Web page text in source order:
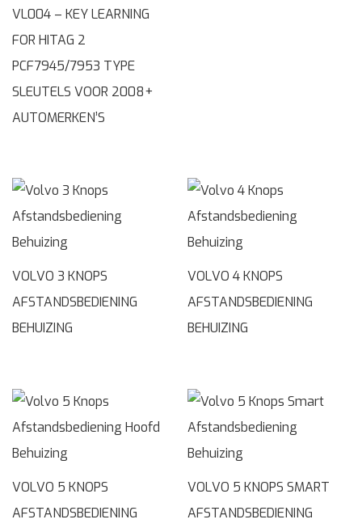
VL004 – KEY LEARNING
FOR HITAG 2
PCF7945/7953 TYPE
SLEUTELS VOOR 2008+
AUTOMERKEN’S
VOLVO 3 KNOPS
AFSTANDSBEDIENING
BEHUIZING
VOLVO 4 KNOPS
AFSTANDSBEDIENING
BEHUIZING
VOLVO 5 KNOPS
AFSTANDSBEDIENING
VOLVO 5 KNOPS SMART
AFSTANDSBEDIENING